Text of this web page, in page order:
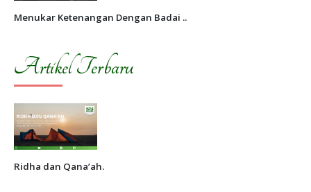
Menukar Ketenangan Dengan Badai ..
Artikel Terbaru
Ridha dan Qana’ah.